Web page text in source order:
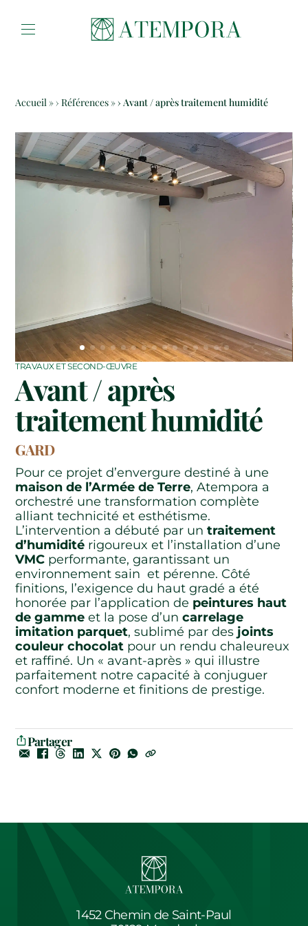
Accueil» Références» Avant / après traitement humidité
TRAVAUX ET SECOND-ŒUVRE
Avant / après
traitement humidité
GARD
Pour ce projet d’envergure destiné à une
maison de l’Armée de Terre, Atempora a
orchestré une transformation complète
alliant technicité et esthétisme.
L’intervention a débuté par untraitement
d’humidité rigoureux et l’installation d’une
VMC performante, garantissant un
environnement sain et pérenne. Côté
finitions, l’exigence du haut gradé a été
honorée par l’application de peintures haut
de gamme et la pose d’uncarrelage
imitation parquet, sublimé par des joints
couleur chocolat pour un rendu chaleureux
et raffiné. Un « avant-après » qui illustre
parfaitement notre capacité à conjuguer
confort moderne et finitions de prestige.
Partager
1452 Chemin de Saint-Paul